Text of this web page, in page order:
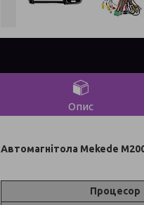
Опис
Автомагнітола Mekede
Процесор